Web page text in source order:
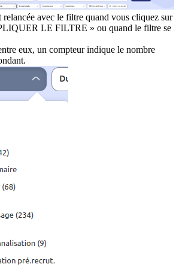
relancée avec le filtre quand vous cliquez sur
LE FILTRE » ou quand le filtre se
eux, un compteur indique le nombre